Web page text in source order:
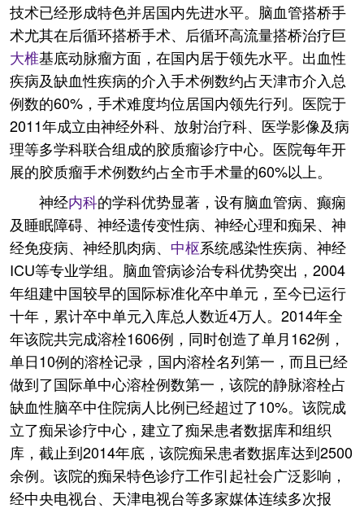
技术已经形成特色并居国内先进水平。脑血管搭桥手
术尤其在后循环搭桥手术、后循环高流量搭桥治疗巨
大椎基底动脉瘤方面，在国内居于领先水平。出血性
疾病及缺血性疾病的介入手术例数约占天津市介入总
例数的60%，手术难度均位居国内领先行列。医院于
2011年成立由神经外科、放射治疗科、医学影像及病
理等多学科联合组成的胶质瘤诊疗中心。医院每年开
展的胶质瘤手术例数约占全市手术量的60%以上。
神经内科的学科优势显著，设有脑血管病、癫痫
及睡眠障碍、神经遗传变性病、神经心理和痴呆、神
经免疫病、神经肌肉病、 中枢系统感染性疾病、神经
ICU等专业学组。脑血管病诊治专科优势突出，2004
年组建中国较早的国际标准化卒中单元，至今已运行
十年，累计卒中单元入库总人数近4万人。2014年全
年该院共完成溶栓1606例，同时创造了单月162例，
单日10例的溶栓记录，国内溶栓名列第一，而且已经
做到了国际单中心溶栓例数第一，该院的静脉溶栓占
缺血性脑卒中住院病人比例已经超过了10%。该院成
立了痴呆诊疗中心，建立了痴呆患者数据库和组织
库，截止到2014年底，该院痴呆患者数据库达到2500
余例。该院的痴呆特色诊疗工作引起社会广泛影响，
经中央电视台、天津电视台等多家媒体连续多次报